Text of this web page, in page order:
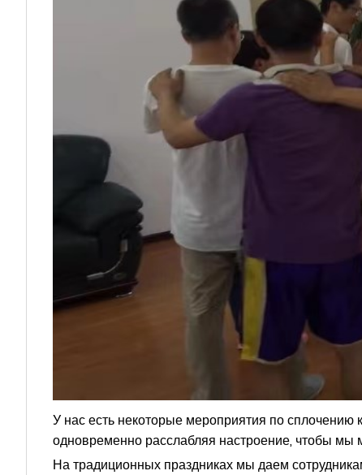
У нас есть некоторые мероприятия по
одновременно расслабляя настроение, чтобы мы
На традиционных праздниках мы даем